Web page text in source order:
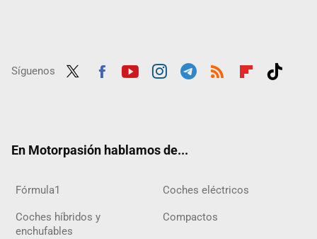
Síguenos
En Motorpasión hablamos de...
Fórmula1 Coches eléctricos
Coches híbridos y
enchufables
Compactos